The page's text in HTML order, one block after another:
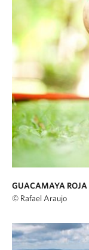
GUACAMAYA ROJA
© Rafael Araujo